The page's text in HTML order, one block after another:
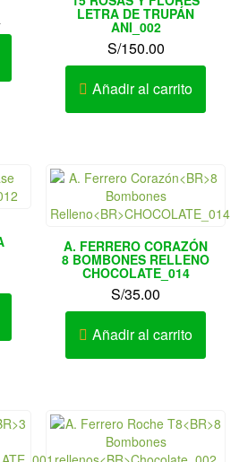
El
precio
es:
LETRA DE TRUPÁN
ANI_002
S/150.00
Añadir al carrito
A. FERRERO CORAZÓN
8 BOMBONES RELLENO
CHOCOLATE_014
S/35.00
Añadir al carrito